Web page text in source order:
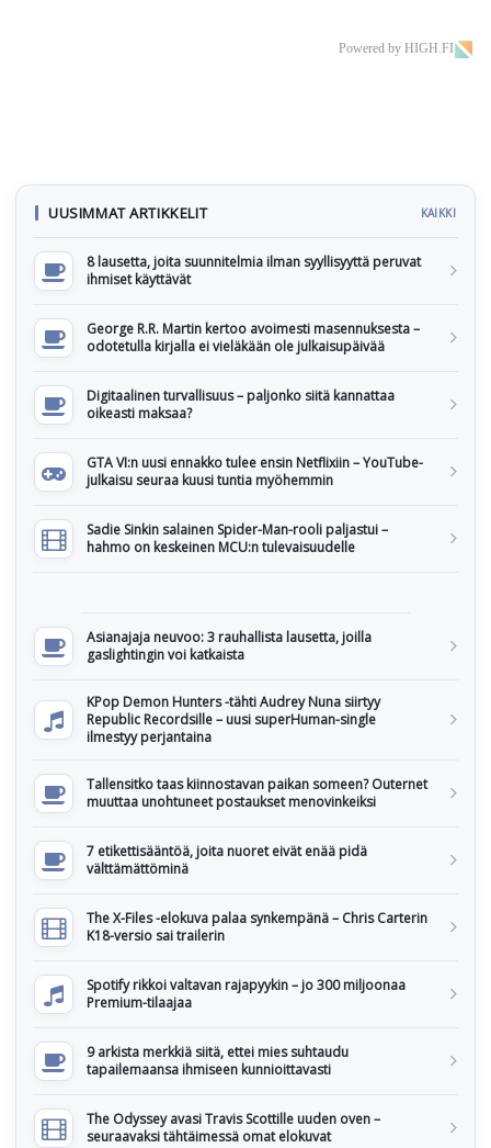
Powered by HIGH.FI
UUSIMMAT ARTIKKELIT KAIKKI
8 lausetta, joita suunnitelmia ilman syyllisyyttä peruvat
ihmiset käyttävät
George R.R. Martin kertoo avoimesti masennuksesta –
odotetulla kirjalla ei vieläkään ole julkaisupäivää
Digitaalinen turvallisuus – paljonko siitä kannattaa
oikeasti maksaa?
GTA VI:n uusi ennakko tulee ensin Netflixiin – YouTube-
julkaisu seuraa kuusi tuntia myöhemmin
Sadie Sinkin salainen Spider-Man-rooli paljastui –
hahmo on keskeinen MCU:n tulevaisuudelle
Asianajaja neuvoo: 3 rauhallista lausetta, joilla
gaslightingin voi katkaista
KPop Demon Hunters -tähti Audrey Nuna siirtyy
Republic Recordsille – uusi superHuman-single
ilmestyy perjantaina
Tallensitko taas kiinnostavan paikan someen? Outernet
muuttaa unohtuneet postaukset menovinkeiksi
7 etikettisääntöä, joita nuoret eivät enää pidä
välttämättöminä
The X-Files -elokuva palaa synkempänä – Chris Carterin
K18-versio sai trailerin
Spotify rikkoi valtavan rajapyykin – jo 300 miljoonaa
Premium-tilaajaa
9 arkista merkkiä siitä, ettei mies suhtaudu
tapailemaansa ihmiseen kunnioittavasti
The Odyssey avasi Travis Scottille uuden oven –
seuraavaksi tähtäimessä omat elokuvat